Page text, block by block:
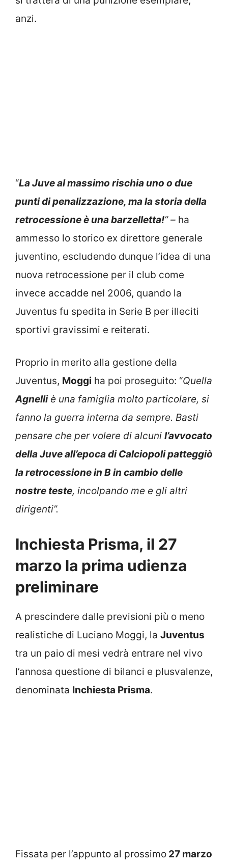
anzi.
“La Juve al massimo rischia uno o due
punti di penalizzazione, ma la storia della
retrocessione è una barzelletta!” – ha
ammesso lo storico ex direttore generale
juventino, escludendo dunque l’idea di una
nuova retrocessione per il club come
invece accadde nel 2006, quando la
Juventus fu spedita in Serie B per illeciti
sportivi gravissimi e reiterati.
Proprio in merito alla gestione della
Juventus, Moggi ha poi proseguito: “Quella
Agnelliè una famiglia molto particolare, si
fanno la guerra interna da sempre. Basti
pensare che per volere di alcuni l’avvocato
della Juve all’epoca di Calciopoli patteggiò
la retrocessione in B in cambio delle
nostre teste, incolpando me e gli altri
dirigenti”.
Inchiesta Prisma, il 27
marzo la prima udienza
preliminare
A prescindere dalle previsioni più o meno
realistiche di Luciano Moggi, la Juventus
tra un paio di mesi vedrà entrare nel vivo
l’annosa questione di bilanci e plusvalenze,
denominata Inchiesta Prisma.
Fissata per l’appunto al prossimo 27 marzo